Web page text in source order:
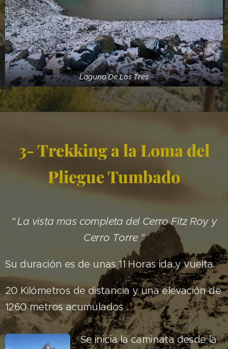
Laguna De Los Tres
3- Trekking a la Loma del
Pliegue Tumbado
" La vista mas completa del Cerro Fitz Roy y
Cerro Torre "
Su duración es de unas 11 Horas ida y vuelta.
20 Kilómetros de distancia y una elevación de
1260 metros acumulados .
Se inicia la caminata desde la